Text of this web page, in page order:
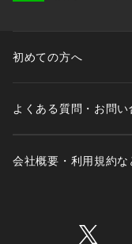
初めての方へ
よくある質問・お問い
会社概要・利用規約な